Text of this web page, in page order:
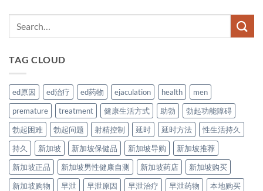
TAG CLOUD
ed原因 ed治疗 ed药物 ejaculation health
men
premature
treatment 健康生活方式 助勃
勃起功能障碍
勃起困难
勃起问题 射精控制 延时 延时方法
性生活持久
持久
新加坡 新加坡保健品 新加坡导购
新加坡推荐
新加坡正品
新加坡男性健康自测 新加坡药店
新加坡购买
新加坡购物
早泄 早泄原因 早泄治疗 早泄药物
本地购买